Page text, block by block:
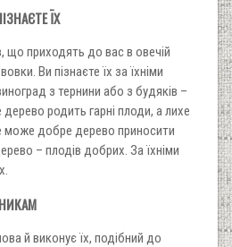
ЇХ
що приходять до вас в овечій
Ви пізнаєте їх за їхніми
з тернини або з будяків –
родить гарні плоди, а лихе
може добре дерево приносити
– плодів добрих. За їхніми
й виконує їх, подібний до